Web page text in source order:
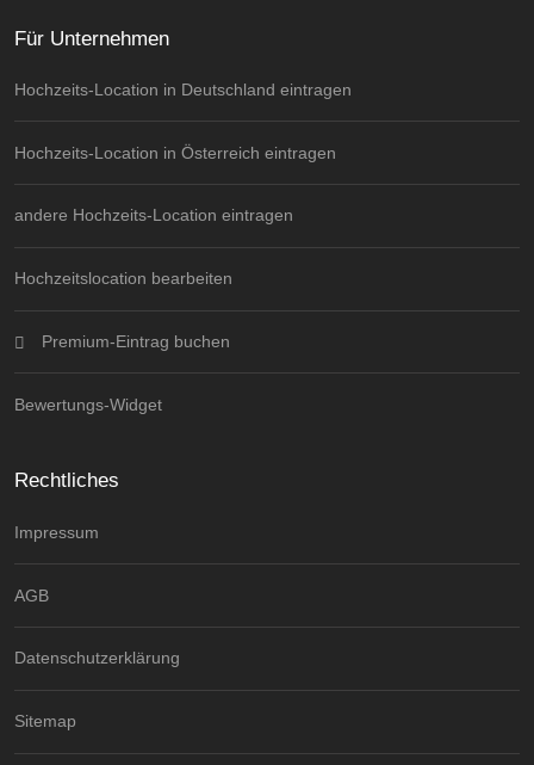
Für Unternehmen
Hochzeits-Location in Deutschland eintragen
Hochzeits-Location in Österreich eintragen
andere Hochzeits-Location eintragen
Hochzeitslocation bearbeiten
Premium-Eintrag buchen
Bewertungs-Widget
Rechtliches
Impressum
AGB
Datenschutzerklärung
Sitemap